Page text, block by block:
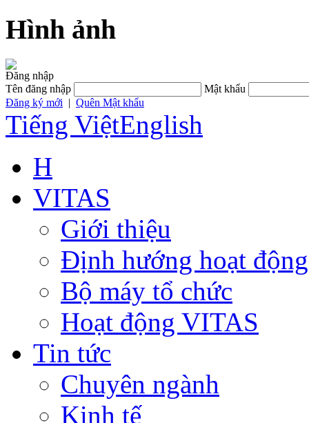
Hình ảnh
Đăng nhập
Tên đăng nhập
Mật khẩu
Đăng ký mới | Quên Mật khẩu
Tiếng ViệtEnglish
H
VITAS
Giới thiệu
Định hướng hoạt động
Bộ máy tổ chức
Hoạt động VITAS
Tin tức
Chuyên ngành
Kinh tế